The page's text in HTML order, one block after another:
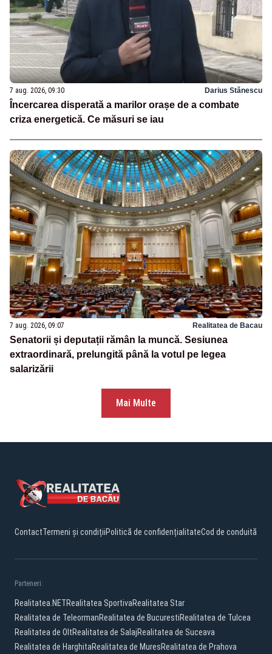
7 aug. 2026, 09:30 Darius Stănescu
Încercarea disperată a marilor orașe de a combate
criza energetică. Ce măsuri se iau
7 aug. 2026, 09:07 Realitatea de Bacau
Senatorii și deputații rămân la muncă. Sesiunea
extraordinară, prelungită până la votul pe legea
salarizării
Mai Multe
ContactTermeni și condițiiPolitică de confidențialitateCod de conduită
Parteneri:
Realitatea.NETRealitatea SportivaRealitatea Star
Realitatea de TeleormanRealitatea de BucurestiRealitatea de Tulcea
Realitatea de OltRealitatea de SalajRealitatea de Suceava
Realitatea de HarghitaRealitatea de MuresRealitatea de Prahova